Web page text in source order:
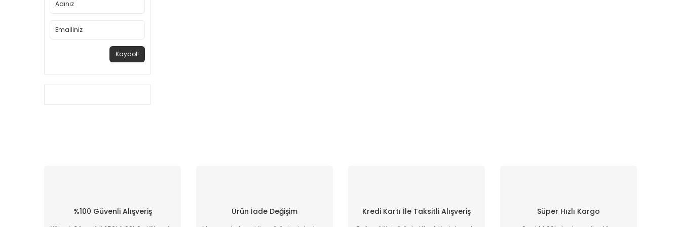
Kaydol!
%100 Güvenli Alışveriş Ürün İade Değişim Kredi Kartı İle Taksitli Alışveriş Süper Hızlı Kargo